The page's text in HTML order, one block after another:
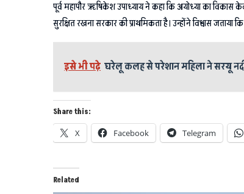
पूर्व महापौर ऋषिकेश उपाध्याय ने कहा कि अयोध्या का
सुरक्षित रखना सरकार की प्राथमिकता है। उन्होंने विश्वास
इसे भी पढ़े घरेलू कलह से परेशान महिला ने सरयू
Share this:
X Facebook Telegram
Related